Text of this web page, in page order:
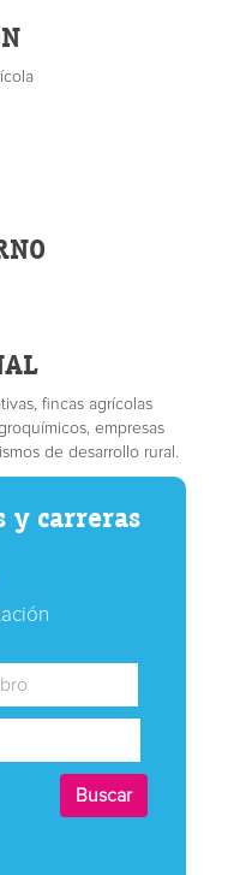
fincas agrícolas
empresas
de desarrollo rural.
y carreras